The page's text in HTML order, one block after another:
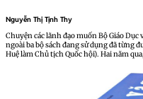
Nguyễn Thị Tịnh Thy
Chuyện các lãnh đạo muốn Bộ Giáo Dục
ngoài ba bộ sách đang sử dụng đã từng
Huệ làm Chủ tịch Quốc hội). Hai năm